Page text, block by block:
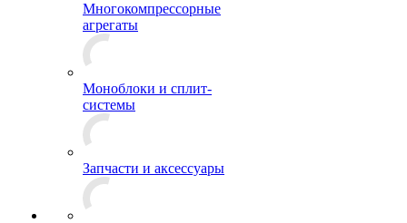
Многокомпрессорные
агрегаты
Моноблоки и сплит-
системы
Запчасти и аксессуары